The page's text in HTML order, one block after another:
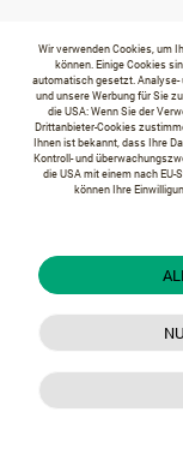
Wir verwenden Cookies, um
können. Einige Cookies
automatisch gesetzt.
und unsere Werbung für Sie
die USA: Wenn Sie der
Drittanbieter-Cookies
Ihnen ist bekannt, dass Ihre
Kontroll- und
die USA mit einem nach
können Ihre